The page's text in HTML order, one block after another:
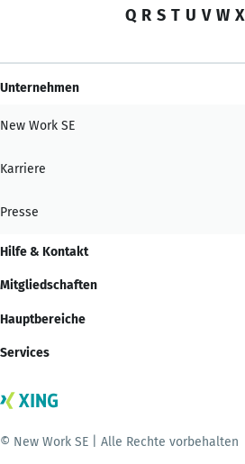
Q R S T U V W X
Unternehmen
New Work SE
Karriere
Presse
Hilfe & Kontakt
Mitgliedschaften
Hauptbereiche
Services
© New Work SE | Alle Rechte vorbehalten